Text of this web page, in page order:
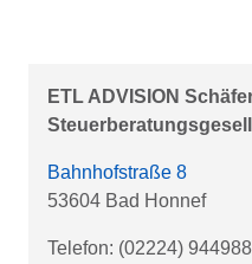
ETL ADVISION
Bahnhofstraße 8
53604 Bad Honnef
Telefon: (02224) 944988